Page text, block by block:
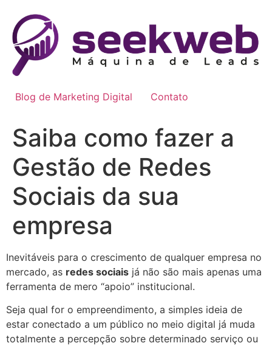
para
conteúdo
Blog de Marketing Digital Contato
Saiba como fazer a
Gestão de Redes
Sociais da sua
empresa
Inevitáveis para o crescimento de qualquer empresa no
mercado, as redes sociais já não são mais apenas uma
ferramenta de mero “apoio” institucional.
Seja qual for o empreendimento, a simples ideia de
estar conectado a um público no meio digital já muda
totalmente a percepção sobre determinado serviço ou